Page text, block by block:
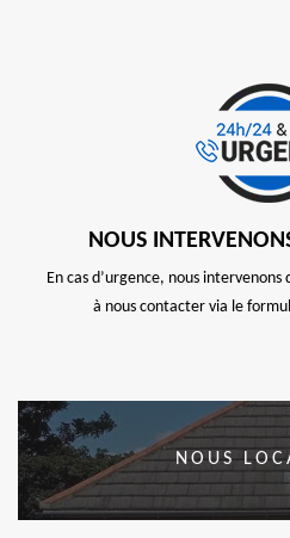
NOUS
En cas d’urgence, nous intervenons
à nous contacter via le
NOUS